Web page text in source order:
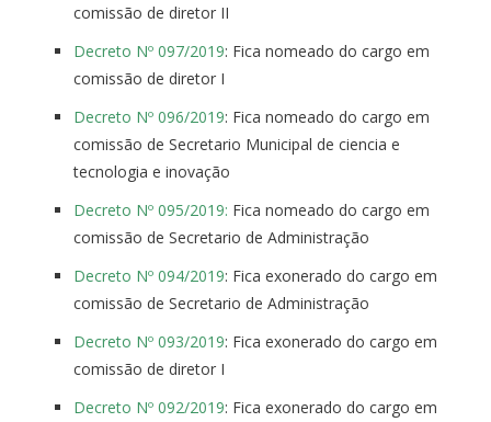
comissão de diretor II
Decreto Nº 097/2019: Fica nomeado do cargo em
comissão de diretor I
Decreto Nº 096/2019: Fica nomeado do cargo em
comissão de Secretario Municipal de ciencia e
tecnologia e inovação
Decreto Nº 095/2019: Fica nomeado do cargo em
comissão de Secretario de Administração
Decreto Nº 094/2019: Fica exonerado do cargo em
comissão de Secretario de Administração
Decreto Nº 093/2019: Fica exonerado do cargo em
comissão de diretor I
Decreto Nº 092/2019: Fica exonerado do cargo em